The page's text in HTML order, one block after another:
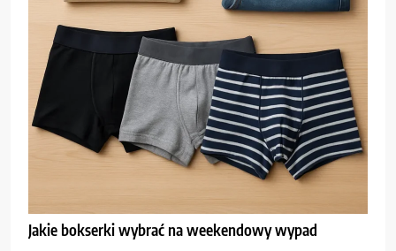
Jakie bokserki wybrać na weekendowy wypad